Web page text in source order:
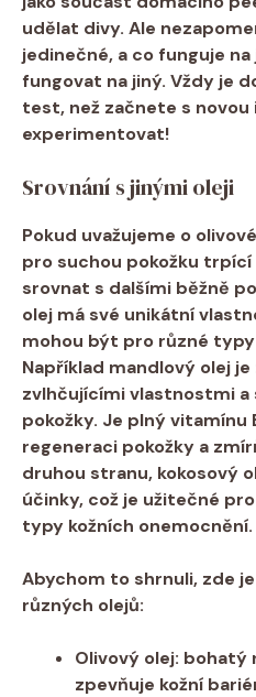
udělat divy. Ale
jedinečné, ⁤a co ‍funguje
fungovat na ‍jiný. Vždy je​
test,‌ než začnete s
experimentovat!
Srovnání ‌s jinými ​oleji
Pokud uvažujeme o
pro suchou pokožku
⁤srovnat ⁤s dalšími běžně
olej má‍ své unikátní
mohou být pro různé
Například mandlový olej
zvlhčujícími ⁤vlastnostmi ‌a
pokožky. Je plný vitamínu
‌regeneraci pokožky a
druhou stranu,⁢ kokosový
účinky, což je užitečné
typy kožních‌ onemocnění.
Abychom to shrnuli, zde
různých olejů:
Olivový olej: bohatý
⁣zpevňuje kožní